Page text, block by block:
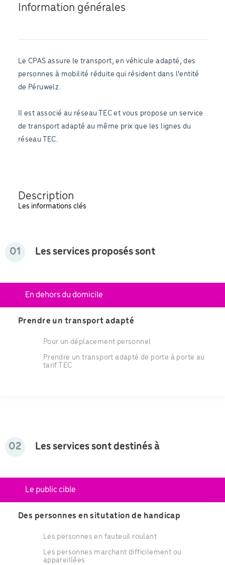
Information générales
Le CPAS assure le transport, en véhicule adapté, des
personnes à mobilité réduite qui résident dans l'entité
de Péruwelz.
Il est associé au réseau TEC et vous propose un service
de transport adapté au même prix que les lignes du
réseau TEC.
Description
Les informations clés
01 Les services proposés sont
En dehors du domicile
Prendre un transport adapté
Pour un déplacement personnel
Prendre un transport adapté de porte à porte au
tarif TEC
02 Les services sont destinés à
Le public cible
Des personnes en situtation de handicap
Les personnes en fauteuil roulant
Les personnes marchant difficilement ou
appareillées